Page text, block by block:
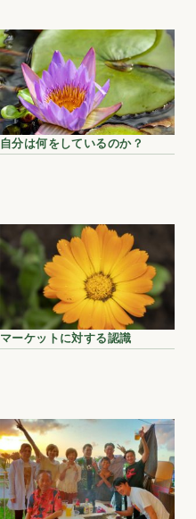
自分は何をしているのか？
マーケットに対する認識